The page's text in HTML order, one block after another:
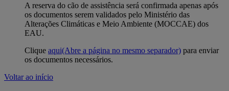
A reserva do cão de assistência será confirmada apenas após
os documentos serem validados pelo Ministério das
Alterações Climáticas e Meio Ambiente (MOCCAE) dos
EAU.
Clique aqui(Abre a página no mesmo separador) para enviar
os documentos necessários.
Voltar ao início